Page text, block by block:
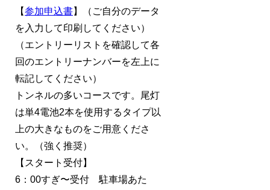
【参加申込書】（ご自分のデータ
を入力して印刷してください）
（エントリーリストを確認して各
回のエントリーナンバーを左上に
転記してください）
トンネルの多いコースです。尾灯
は単4電池2本を使用するタイプ以
上の大きなものをご用意くださ
い。（強く推奨）
【スタート受付】
6：00すぎ〜受付 駐車場あた